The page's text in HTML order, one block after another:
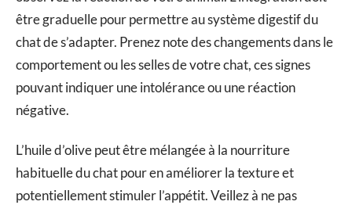
être graduelle pour permettre au système digestif du
chat de s’adapter. Prenez note des changements dans le
comportement ou les selles de votre chat, ces signes
pouvant indiquer une intolérance ou une réaction
négative.
L’huile d’olive peut être mélangée à la nourriture
habituelle du chat pour en améliorer la texture et
potentiellement stimuler l’appétit. Veillez à ne pas